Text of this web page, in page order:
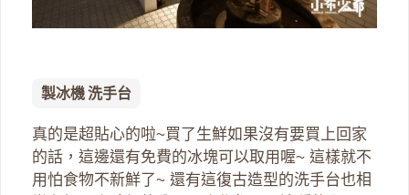
製冰機 洗手台
真的是超貼心的啦~買了生鮮如果沒有要買上回家
的話，這邊還有免費的冰塊可以取用喔~ 這樣就不
用怕食物不新鮮了~ 還有這復古造型的洗手台也相